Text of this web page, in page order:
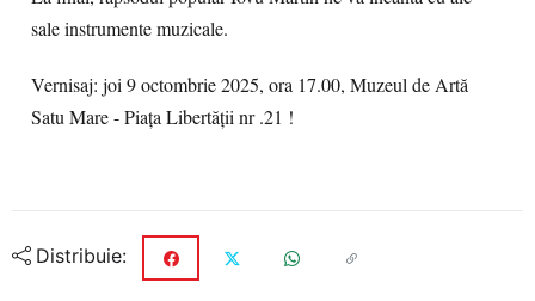
sale instrumente muzicale.
Vernisaj: joi 9 octombrie 2025, ora 17.00, Muzeul de Artă
Satu Mare - Piața Libertății nr .21 !
Distribuie: